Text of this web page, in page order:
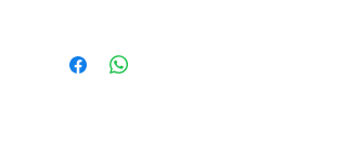
Dimensions : D45 x h62cm